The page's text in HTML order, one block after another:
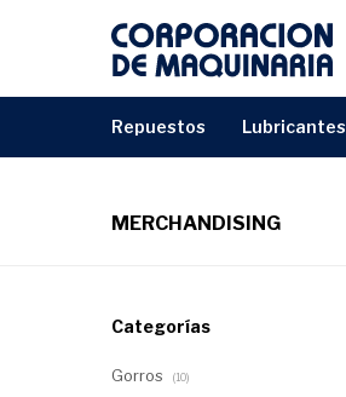
repuestos lubricantes
MERCHANDISING
Categorías
Gorros (10)